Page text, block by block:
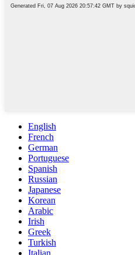
English
French
German
Portuguese
Spanish
Russian
Japanese
Korean
Arabic
Irish
Greek
Turkish
Italian